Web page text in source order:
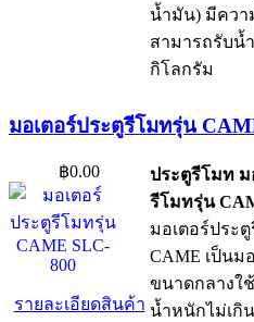
น้ำมัน) มีคว
สามารถรับน้
กิโลกรัม
มอเตอร์ประตูรีโมทรุ่น
฿0.00
รายละเอียดสินค้า
ประตูรีโมท ม
รีโมทรุ่น
มอเตอร์ประ
CAME เป็นม
ขนาดกลางใ
น้ำหนักไม่เกิน